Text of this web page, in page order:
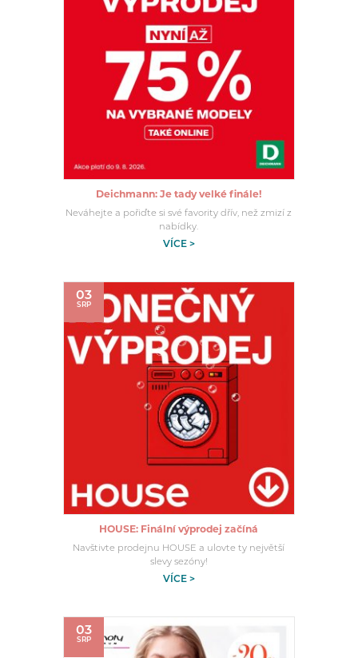
Deichmann: Je tady velké finále!
Neváhejte a pořiďte si své favority dřív, než zmizí z
nabídky.
VÍCE >
03
SRP
HOUSE: Finální výprodej začíná
Navštivte prodejnu HOUSE a ulovte ty největší
slevy sezóny!
VÍCE >
03
SRP